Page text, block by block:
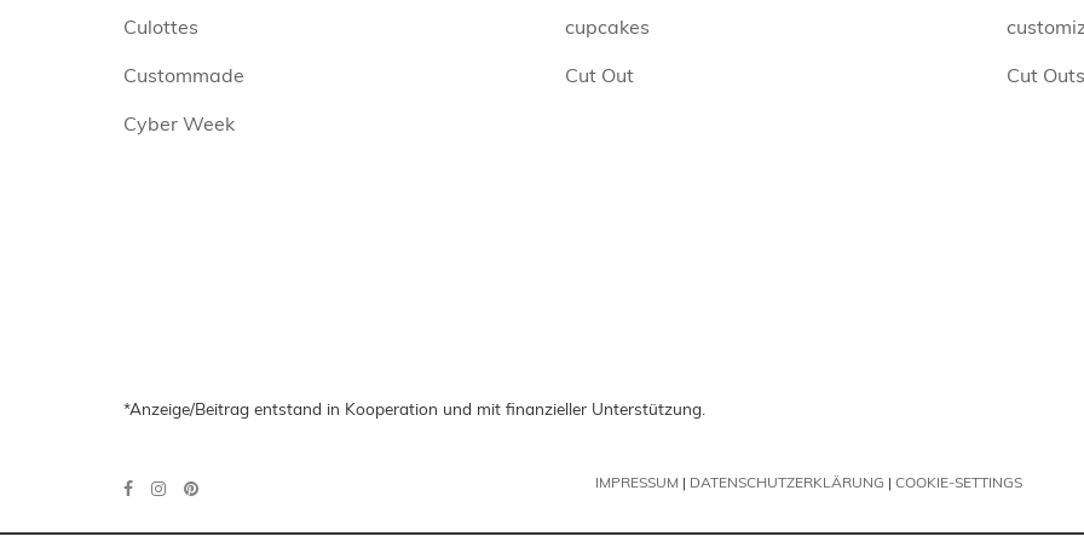
Culottes
cupcakes
Custommade
Cut Out
Cut Outs
Cyber Week
*Anzeige/Beitrag entstand in Kooperation und mit finanzieller Unterstützung.
IMPRESSUM | DATENSCHUTZERKLÄRUNG | COOKIE-SETTINGS